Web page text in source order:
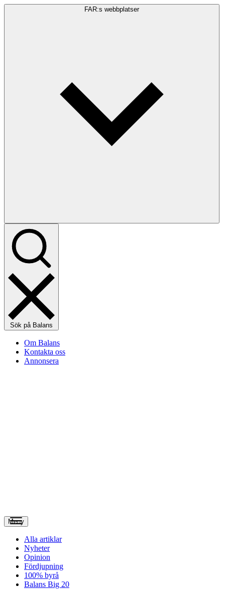
FAR:s webbplatser
Sök på Balans
Om Balans
Kontakta oss
Annonsera
Meny
Alla artiklar
Nyheter
Opinion
Fördjupning
100% byrå
Balans Big 20